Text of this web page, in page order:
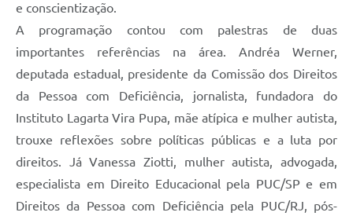
e conscientização.
A programação contou com palestras de duas
importantes referências na área. Andréa Werner,
deputada estadual, presidente da Comissão dos Direitos
da Pessoa com Deficiência, jornalista, fundadora do
Instituto Lagarta Vira Pupa, mãe atípica e mulher autista,
trouxe reflexões sobre políticas públicas e a luta por
direitos. Já Vanessa Ziotti, mulher autista, advogada,
especialista em Direito Educacional pela PUC/SP e em
Direitos da Pessoa com Deficiência pela PUC/RJ, pós-